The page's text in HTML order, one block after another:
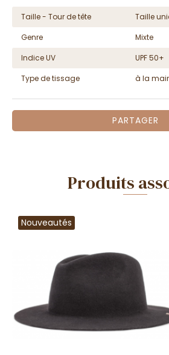
Taille - Tour de tête
Taille
Genre
Mixte
Indice UV
UPF 50+
Type de tissage
à la
PARTAGER
Produits
Nouveautés